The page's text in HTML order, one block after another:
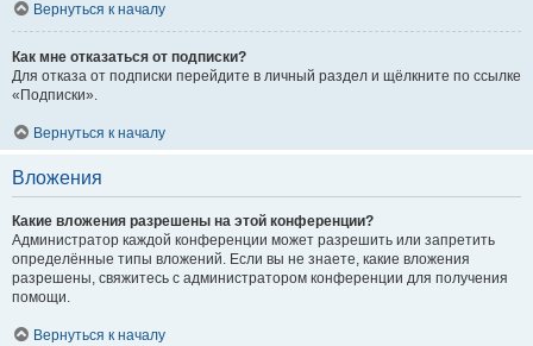
Вернуться к началу
Как мне отказаться от подписки?
Для отказа от подписки перейдите в личный раздел и щёлкните по ссылке
«Подписки».
Вернуться к началу
Вложения
Какие вложения разрешены на этой конференции?
Администратор каждой конференции может разрешить или запретить
определённые типы вложений. Если вы не знаете, какие вложения
разрешены, свяжитесь с администратором конференции для получения
помощи.
Вернуться к началу